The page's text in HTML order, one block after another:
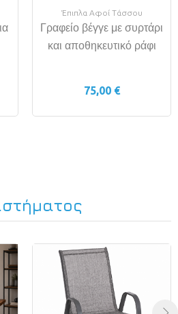
Έπιπλα Αφοί Τάσσου
Γραφείο βέγγε με συρτάρι
και αποθηκευτικό ράφι
75,00 €